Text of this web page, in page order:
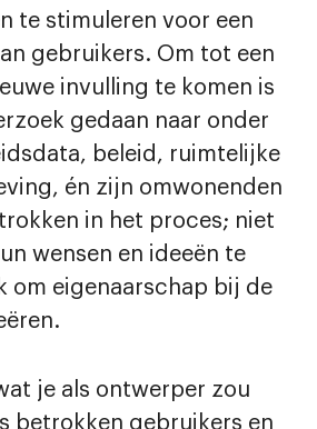
te stimuleren voor een
gebruikers. Om tot een
invulling te komen is
gedaan naar onder
beleid, ruimtelijke
én zijn omwonenden
in het proces; niet
wensen en ideeën te
om eigenaarschap bij de
je als ontwerper zou
betrokken gebruikers en